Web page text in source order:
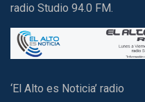
radio Studio 94.0 FM.
‘El Alto es Noticia’ radio